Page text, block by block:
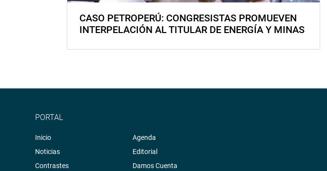
CASO PETROPERÚ: CONGRESISTAS PROMUEVEN
INTERPELACIÓN AL TITULAR DE ENERGÍA Y MINAS
PORTAL
Inicio
Noticias
Contrastes
Agenda
Editorial
Damos Cuenta